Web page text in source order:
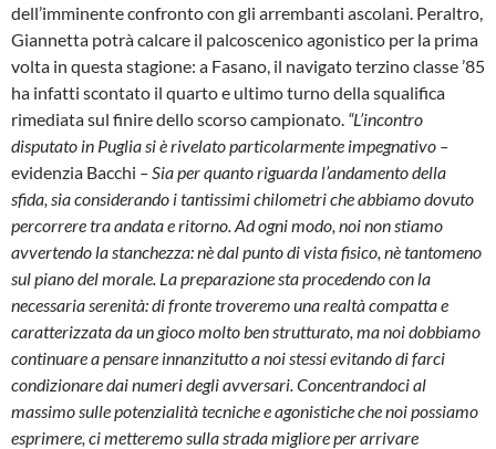
dell’imminente confronto con gli arrembanti ascolani. Peraltro,
Giannetta potrà calcare il palcoscenico agonistico per la prima
volta in questa stagione: a Fasano, il navigato terzino classe ’85
ha infatti scontato il quarto e ultimo turno della squalifica
rimediata sul finire dello scorso campionato. “L’incontro
disputato in Puglia si è rivelato particolarmente impegnativo –
evidenzia Bacchi – Sia per quanto riguarda l’andamento della
sfida, sia considerando i tantissimi chilometri che abbiamo dovuto
percorrere tra andata e ritorno. Ad ogni modo, noi non stiamo
avvertendo la stanchezza: nè dal punto di vista fisico, nè tantomeno
sul piano del morale. La preparazione sta procedendo con la
necessaria serenità: di fronte troveremo una realtà compatta e
caratterizzata da un gioco molto ben strutturato, ma noi dobbiamo
continuare a pensare innanzitutto a noi stessi evitando di farci
condizionare dai numeri degli avversari. Concentrandoci al
massimo sulle potenzialità tecniche e agonistiche che noi possiamo
esprimere, ci metteremo sulla strada migliore per arrivare